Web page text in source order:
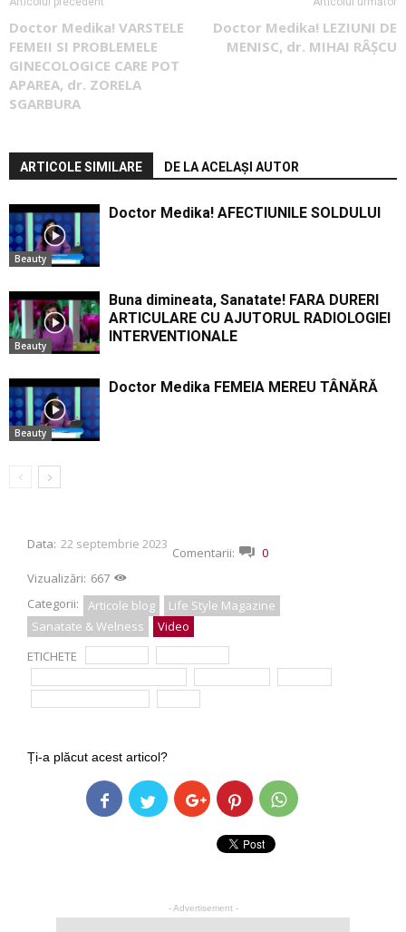
Doctor Medika! VARSTELE
FEMEII SI PROBLEMELE
GINECOLOGICE CARE POT
APAREA, dr. ZORELA
SGARBURA
Doctor Medika! LEZIUNI DE
MENISC, dr. MIHAI RÂȘCU
ARTICOLE SIMILARE DE LA ACELAȘI AUTOR
Beauty
Doctor Medika! AFECTIUNILE SOLDULUI
Beauty
Buna dimineata, Sanatate! FARA DURERI
ARTICULARE CU AJUTORUL RADIOLOGIEI
INTERVENTIONALE
Beauty
Doctor Medika FEMEIA MEREU TÂNĂRĂ
Data: 22 septembrie 2023
Comentarii:
0
Vizualizări: 667
Categorii:
Articole blog
Life Style Magazine
Sanatate & Welness
Video
ETICHETE
Ți-a plăcut acest articol?
- Advertisement -